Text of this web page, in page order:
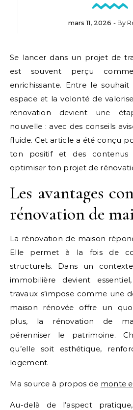
mars 11, 2026 - By
Se lancer dans un projet de
est souvent perçu
enrichissante. Entre le
espace et la volonté de
rénovation devient une
nouvelle : avec des conseils
fluide. Cet article a été conçu
ton positif et des contenus
optimiser ton projet de
Les avantages
rénovation de
La rénovation de maison
Elle permet à la fois de
structurels. Dans un
immobilière devient
travaux s’impose comme une
maison rénovée offre un
plus, la rénovation de
pérenniser le patrimoine.
qu’elle soit esthétique,
logement.
Ma source à propos de monte
Au-delà de l’aspect